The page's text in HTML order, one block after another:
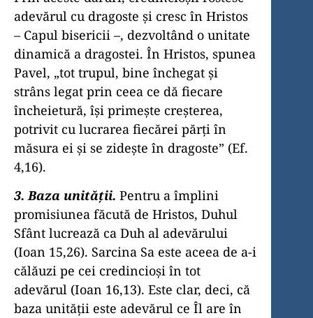
adevărul cu dragoste şi cresc în Hristos
– Capul bisericii –, dezvoltând o unitate
dinamică a dragostei. În Hristos, spunea
Pavel, „tot trupul, bine închegat şi
strâns legat prin ceea ce dă fiecare
încheietură, îşi primeşte creşterea,
potrivit cu lucrarea fiecărei părţi în
măsura ei şi se zideşte în dragoste” (Ef.
4,16).
3. Baza unităţii. Pentru a împlini
promisiunea făcută de Hristos, Duhul
Sfânt lucrează ca Duh al adevărului
(Ioan 15,26). Sarcina Sa este aceea de a-i
călăuzi pe cei credincioşi în tot
adevărul (Ioan 16,13). Este clar, deci, că
baza unităţii este adevărul ce Îl are în